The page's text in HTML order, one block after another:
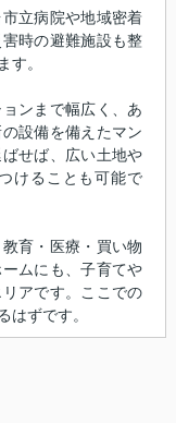
立病院や地域密着
時の避難施設も整
す。
ンまで幅広く、あ
設備を備えたマン
せば、広い土地や
けることも可能で
育・医療・買い物
ムにも、子育てや
アです。ここでの
はずです。